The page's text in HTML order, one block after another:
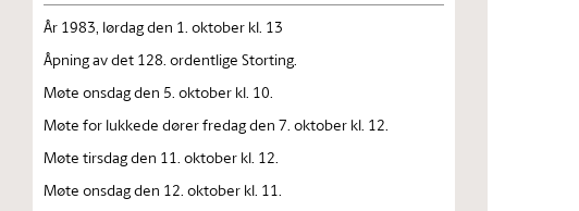
År 1983, lørdag den 1. oktober kl. 13
Åpning av det 128. ordentlige Storting.
Møte onsdag den 5. oktober kl. 10.
Møte for lukkede dører fredag den 7. oktober kl. 12.
Møte tirsdag den 11. oktober kl. 12.
Møte onsdag den 12. oktober kl. 11.